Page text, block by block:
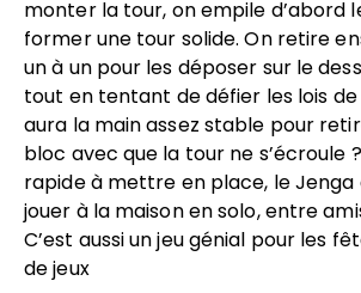
monter la tour, on empile d’abord
former une tour solide. On retire
un à un pour les déposer sur le
tout en tentant de défier les lois de
aura la main assez stable pour
bloc avec que la tour ne s’écroule
rapide à mettre en place, le Jenga
jouer à la maison en solo, entre
C’est aussi un jeu génial pour les
de jeux